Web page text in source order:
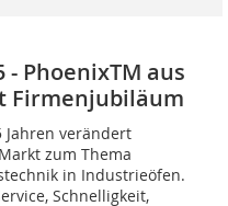
PhoenixTM aus
Firmenjubiläum
verändert
zum Thema
in Industrieöfen.
Schnelligkeit,